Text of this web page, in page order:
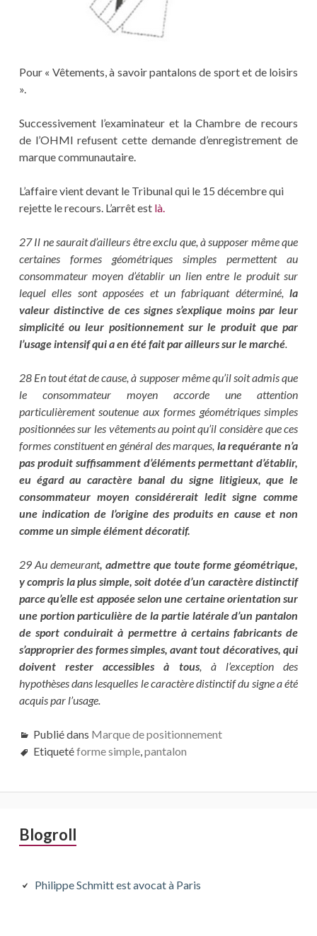
Pour « Vêtements, à savoir pantalons de sport et de loisirs
».
Successivement l’examinateur et la Chambre de recours
de l’OHMI refusent cette demande d’enregistrement de
marque communautaire.
L’affaire vient devant le Tribunal qui le 15 décembre qui
rejette le recours. L’arrêt est là.
27 Il ne saurait d’ailleurs être exclu que, à supposer même que
certaines formes géométriques simples permettent au
consommateur moyen d’établir un lien entre le produit sur
lequel elles sont apposées et un fabriquant déterminé,la
valeur distinctive de ces signes s’explique moins par leur
simplicité ou leur positionnement sur le produit que par
l’usage intensif qui a en été fait par ailleurs sur le marché.
28 En tout état de cause, à supposer même qu’il soit admis que
le consommateur moyen accorde une attention
particulièrement soutenue aux formes géométriques simples
positionnées sur les vêtements au point qu’il considère que ces
formes constituent en général des marques, la requérante n’a
pas produit suffisamment d’éléments permettant d’établir,
eu égard au caractère banal du signe litigieux, que le
consommateur moyen considérerait ledit signe comme
une indication de l’origine des produits en cause et non
comme un simple élément décoratif.
29 Au demeurant, admettre que toute forme géométrique,
y compris la plus simple, soit dotée d’un caractère distinctif
parce qu’elle est apposée selon une certaine orientation sur
une portion particulière de la partie latérale d’un pantalon
de sport conduirait à permettre à certains fabricants de
s’approprier des formes simples, avant tout décoratives, qui
doivent rester accessibles à tous, à l’exception des
hypothèses dans lesquelles le caractère distinctif du signe a été
acquis par l’usage.
Publié dans Marque de positionnement
Etiquetéforme simple,pantalon
Barre
principale
Blogroll
Philippe Schmitt est avocat à Paris